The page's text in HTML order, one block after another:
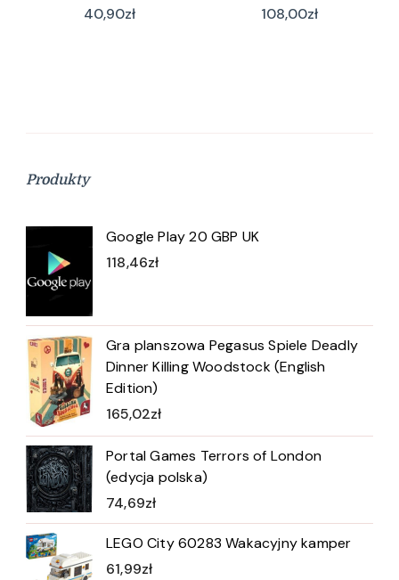
40,90zł 108,00zł
Produkty
Google Play 20 GBP UK
118,46zł
Gra planszowa Pegasus Spiele Deadly
Dinner Killing Woodstock (English
Edition)
165,02zł
Portal Games Terrors of London
(edycja polska)
74,69zł
LEGO City 60283 Wakacyjny kamper
61,99zł